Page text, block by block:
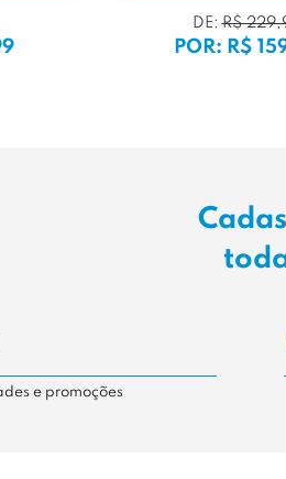
R$ 129,90
POR: R$ 99,99
e promoções